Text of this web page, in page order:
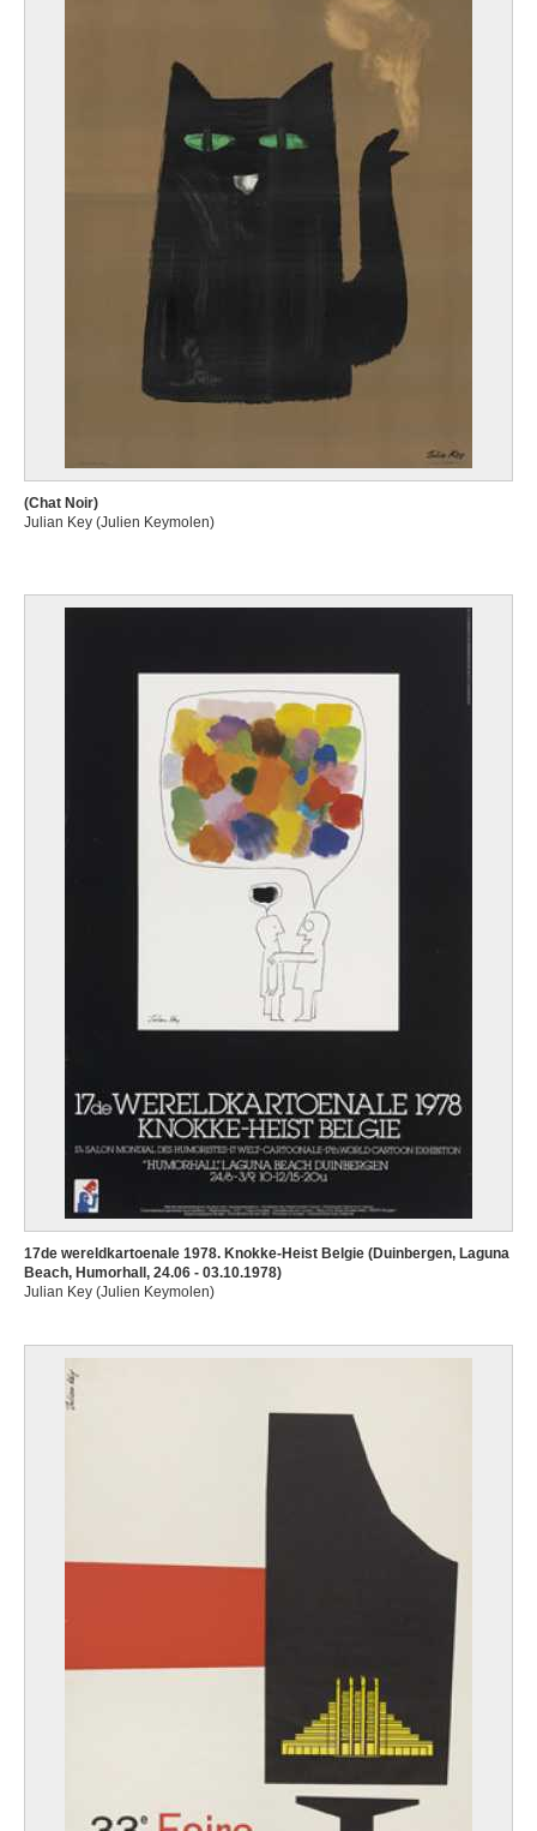
(Chat Noir)
Julian Key (Julien Keymolen)
17de wereldkartoenale 1978. Knokke-Heist Belgie (Duinbergen, Laguna
Beach, Humorhall, 24.06 - 03.10.1978)
Julian Key (Julien Keymolen)